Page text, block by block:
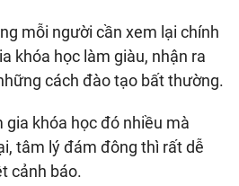
mỗi người cần xem lại chính
khóa học làm giàu, nhận ra
cách đào tạo bất thường.
gia khóa học đó nhiều mà
tâm lý đám đông thì rất dễ
cảnh báo.